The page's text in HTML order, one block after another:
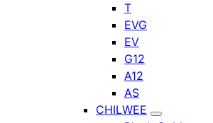
T
EVG
EV
G12
A12
AS
CHILWEE